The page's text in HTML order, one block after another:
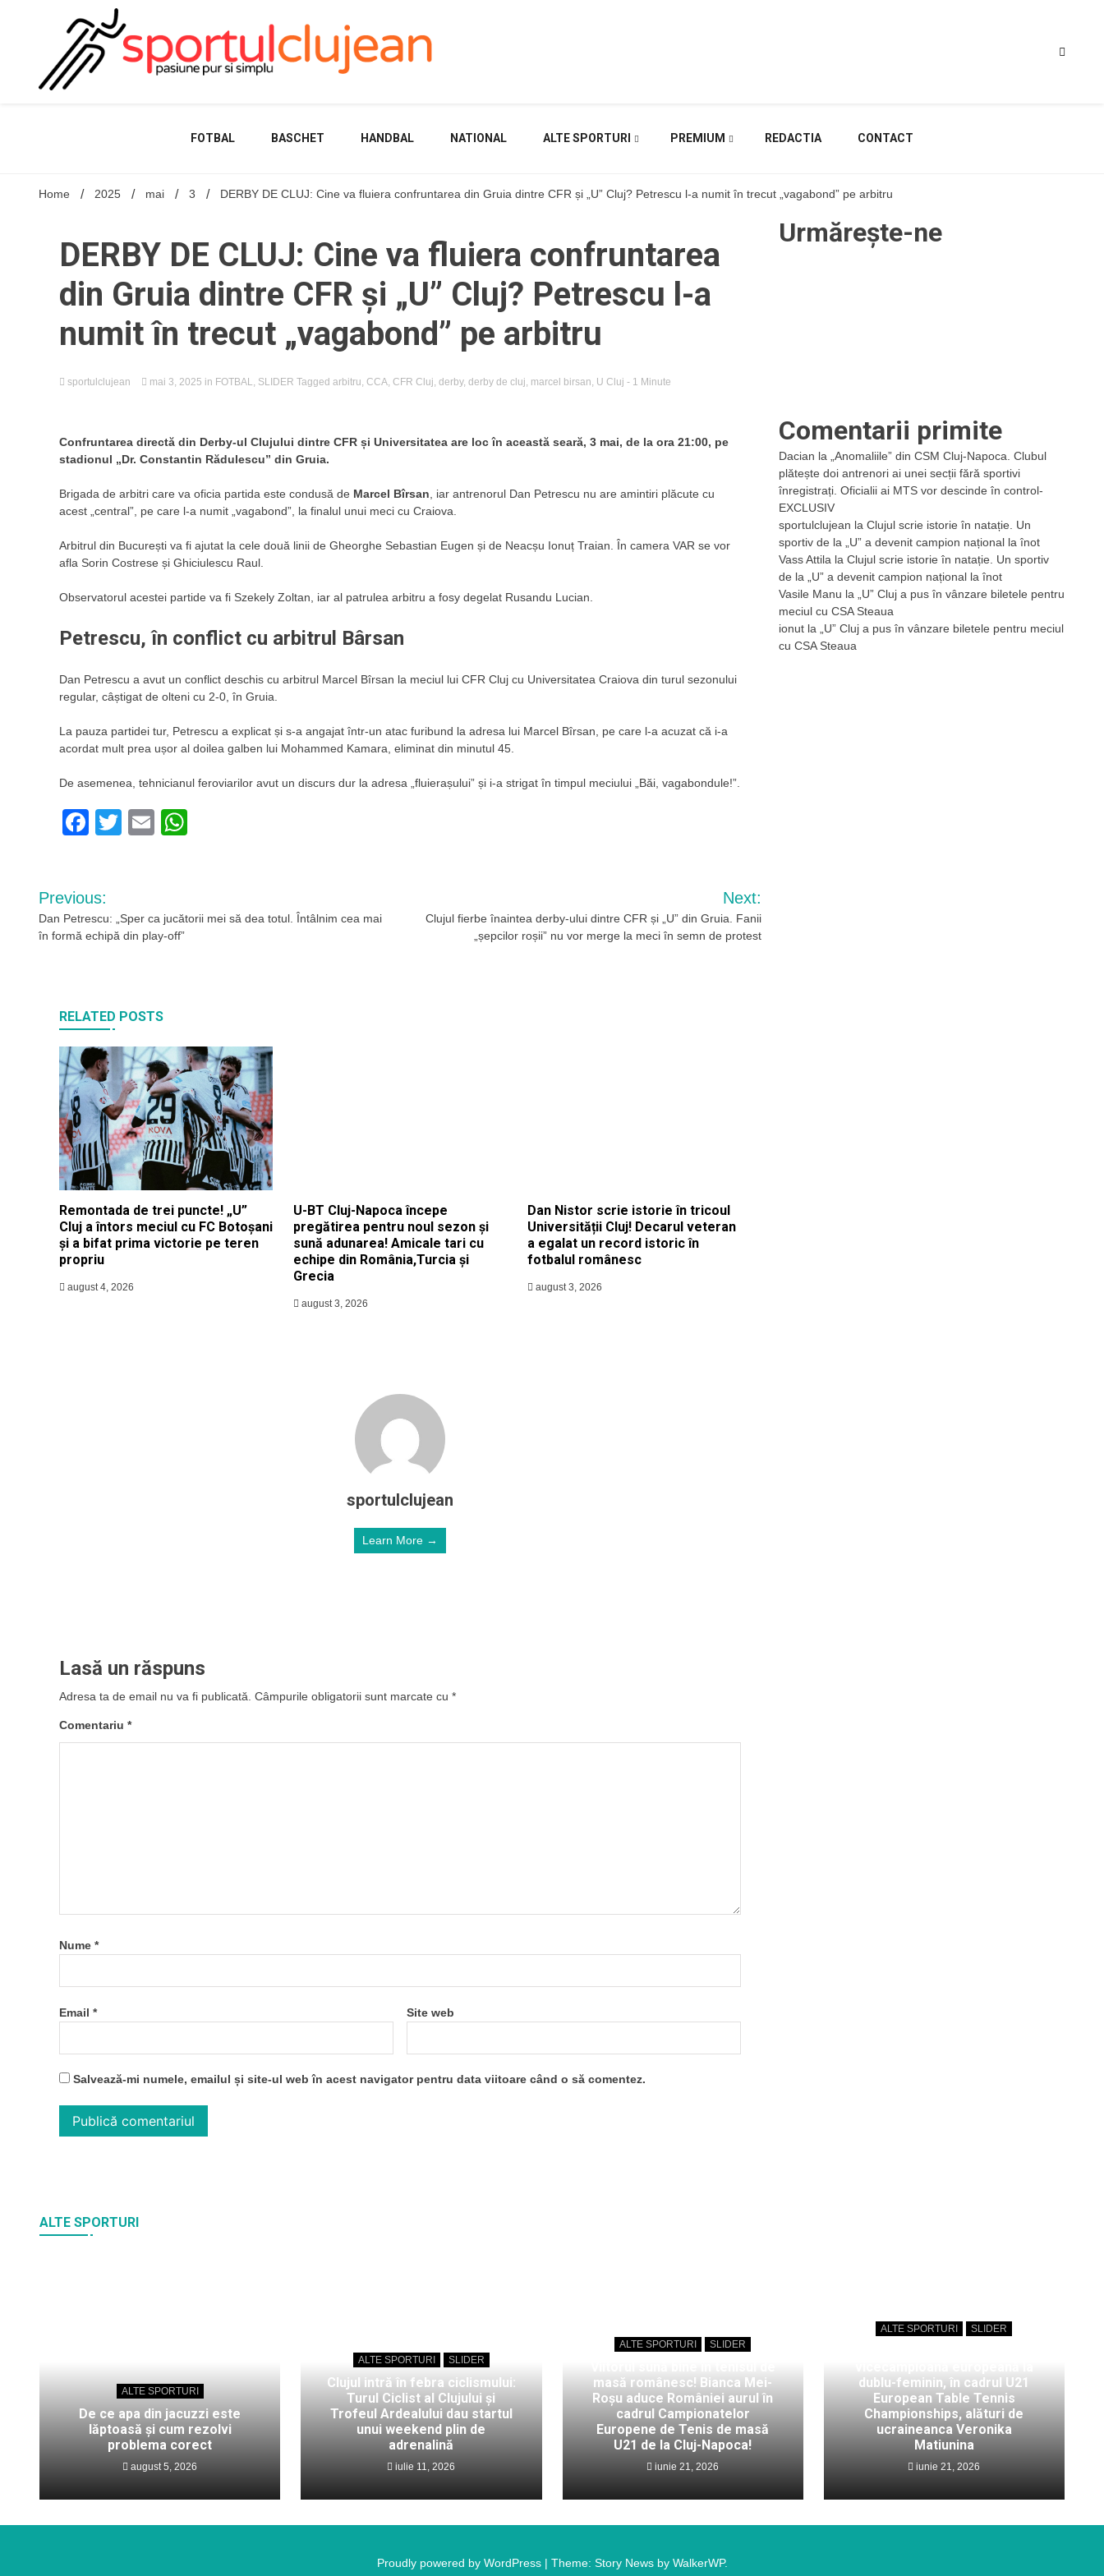
FOTBAL BASCHET HANDBAL NATIONAL ALTE SPORTURI PREMIUM REDACTIA CONTACT
Home 2025 mai 3 DERBY DE CLUJ: Cine va fluiera confruntarea din Gruia dintre CFR și „U” Cluj? Petrescu l-a numit în trecut „vagabond” pe arbitru
DERBY DE CLUJ: Cine va fluiera confruntarea
din Gruia dintre CFR și „U” Cluj? Petrescu l-a
numit în trecut „vagabond” pe arbitru
sportulclujean mai 3, 2025 in FOTBAL, SLIDER Tagged arbitru, CCA, CFR Cluj, derby, derby de cluj, marcel birsan, U Cluj - 1 Minute
Confruntarea directă din Derby-ul Clujului dintre CFR și Universitatea are loc în această seară, 3 mai, de la ora 21:00, pe
stadionul „Dr. Constantin Rădulescu” din Gruia.
Brigada de arbitri care va oficia partida este condusă de Marcel Bîrsan , iar antrenorul Dan Petrescu nu are amintiri plăcute cu
acest „central”, pe care l-a numit „vagabond”, la finalul unui meci cu Craiova.
Arbitrul din București va fi ajutat la cele două linii de Gheorghe Sebastian Eugen și de Neacșu Ionuț Traian. În camera VAR se vor
afla Sorin Costrese și Ghiciulescu Raul.
Observatorul acestei partide va fi Szekely Zoltan, iar al patrulea arbitru a fosy degelat Rusandu Lucian.
Petrescu, în conflict cu arbitrul Bârsan
Dan Petrescu a avut un conflict deschis cu arbitrul Marcel Bîrsan la meciul lui CFR Cluj cu Universitatea Craiova din turul sezonului
regular, câștigat de olteni cu 2-0, în Gruia.
La pauza partidei tur, Petrescu a explicat și s-a angajat într-un atac furibund la adresa lui Marcel Bîrsan, pe care l-a acuzat că i-a
acordat mult prea ușor al doilea galben lui Mohammed Kamara, eliminat din minutul 45.
De asemenea, tehnicianul feroviarilor avut un discurs dur la adresa „fluierașului” și i-a strigat în timpul meciului „Băi, vagabondule!”.
Facebook
TwitterEmail
Navigare
în
Previous:
Dan Petrescu: „Sper ca jucătorii mei să dea totul. Întâlnim cea mai
în formă echipă din play-off”
Next:
Clujul fierbe înaintea derby-ului dintre CFR și „U” din Gruia. Fanii
„șepcilor roșii” nu vor merge la meci în semn de protest
RELATED POSTS
Remontada de trei puncte! „U”
Cluj a întors meciul cu FC Botoșani
și a bifat prima victorie pe teren
propriu
august 4, 2026
U-BT Cluj-Napoca începe
pregătirea pentru noul sezon și
sună adunarea! Amicale tari cu
echipe din România,Turcia și
Grecia
august 3, 2026
Dan Nistor scrie istorie în tricoul
Universității Cluj! Decarul veteran
a egalat un record istoric în
fotbalul românesc
august 3, 2026
sportulclujean
Learn More →
Lasă un răspuns
Adresa ta de email nu va fi publicată. Câmpurile obligatorii sunt marcate cu *
Comentariu *
Nume *
Email * Site web
Salvează-mi numele, emailul și site-ul web în acest navigator pentru data viitoare când o să comentez.
Urmărește-ne
Comentarii primite
Dacian la
„Anomaliile” din CSM Cluj-Napoca. Clubul
plătește doi antrenori ai unei secții fără sportivi
înregistrați. Oficialii ai MTS vor descinde în control-
EXCLUSIV
sportulclujean la Clujul scrie istorie în natație. Un
sportiv de la „U” a devenit campion național la înot
Vass Attila la Clujul scrie istorie în natație. Un sportiv
de la „U” a devenit campion național la înot
Vasile Manu la
„U” Cluj a pus în vânzare biletele pentru
meciul cu CSA Steaua
ionut la
„U” Cluj a pus în vânzare biletele pentru meciul
cu CSA Steaua
ALTE SPORTURI
ALTE SPORTURI
De ce apa din jacuzzi este
lăptoasă și cum rezolvi
problema corect
august 5, 2026
ALTE SPORTURI SLIDER
Clujul intră în febra ciclismului:
Turul Ciclist al Clujului și
Trofeul Ardealului dau startul
unui weekend plin de
adrenalină
iulie 11, 2026
ALTE SPORTURI SLIDER
masă românesc! Bianca Mei-
Roșu aduce României aurul în
cadrul Campionatelor
Europene de Tenis de masă
U21 de la Cluj-Napoca!
iunie 21, 2026
ALTE SPORTURI SLIDER
dublu-feminin, în cadrul U21
European Table Tennis
Championships, alături de
ucraineanca Veronika
Matiunina
iunie 21, 2026
Proudly powered by WordPress | Theme: Story News by WalkerWP.